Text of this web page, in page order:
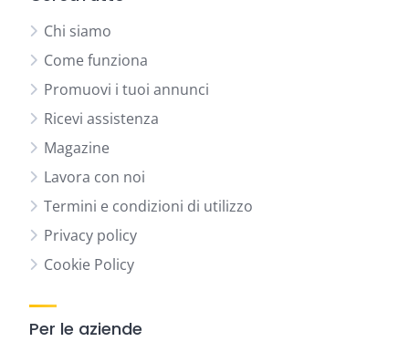
Chi siamo
Come funziona
Promuovi i tuoi annunci
Ricevi assistenza
Magazine
Lavora con noi
Termini e condizioni di utilizzo
Privacy policy
Cookie Policy
Per le aziende